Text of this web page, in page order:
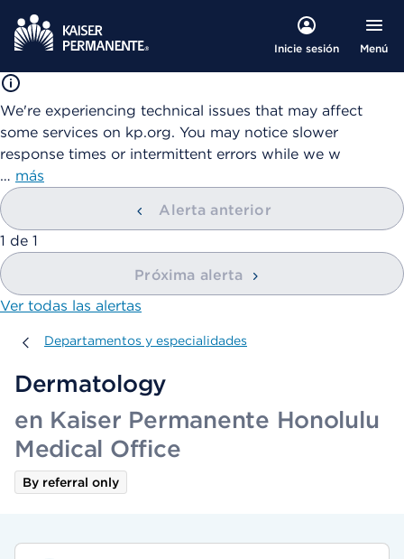
Inicie sesión Menú
We're experiencing technical issues that may affect
some services on kp.org. You may notice slower
response times or intermittent errors while we w
… más
Alerta anterior
mostrando
1 de 1
Próxima alerta
Ver todas las alertas
Departamentos y especialidades
Departamentos y especialidades
Dermatology
en Kaiser Permanente Honolulu
Medical Office
By referral only